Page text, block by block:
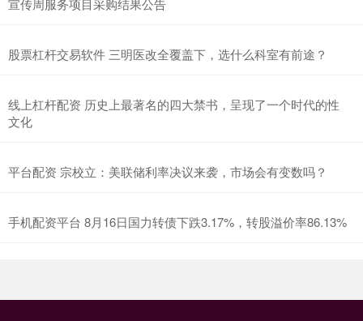
宣传周服务项目采购结果公告
股票杠杆交易软件 三明医改全覆盖下，选什么科室有前途？
线上杠杆配资 历史上最著名的四大禁书，呈现了一个时代的性
文化
平台配资 宗校立：美联储利率决议来袭，市场会有变数吗？
手机配资平台 8月16日国力转债下跌3.17%，转股溢价率86.13%